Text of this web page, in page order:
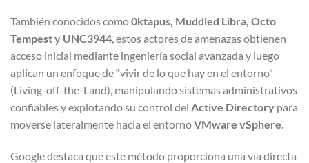
También conocidos como0ktapus, Muddled Libra, Octo
Tempest y UNC3944, estos actores de amenazas obtienen
acceso inicial mediante ingeniería social avanzada y luego
aplican un enfoque de “vivir de lo que hay en el entorno”
(Living-off-the-Land), manipulando sistemas administrativos
confiables y explotando su control del Active Directory para
moverse lateralmente hacia el entornoVMware vSphere.
Google destaca que este método proporciona una vía directa